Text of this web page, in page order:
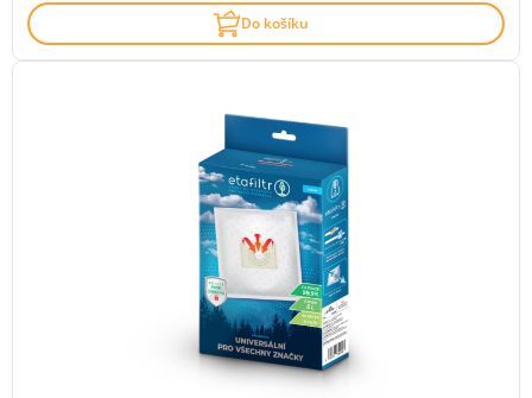
Do košíku